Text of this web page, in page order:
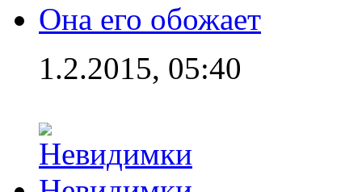
Она его обожает
1.2.2015, 05:40